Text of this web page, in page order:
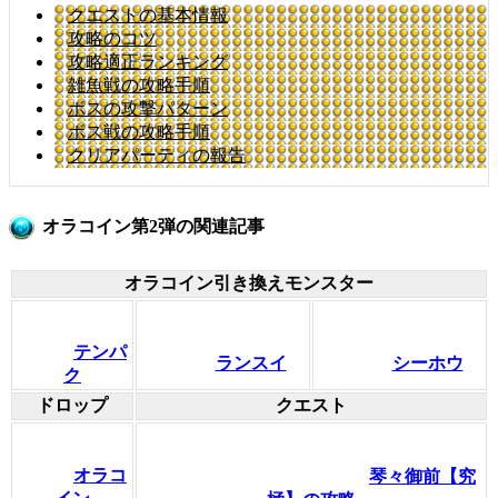
クエストの基本情報
攻略のコツ
攻略適正ランキング
雑魚戦の攻略手順
ボスの攻撃パターン
ボス戦の攻略手順
クリアパーティの報告
オラコイン第2弾の関連記事
オラコイン引き換えモンスター
テンパ
ク
ランスイ シーホウ
ドロップ クエスト
オラコ
琴々御前【究